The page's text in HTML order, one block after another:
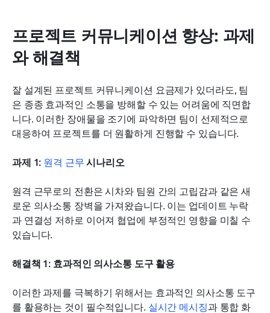
프로젝트 커뮤니케이션 향상: 과제
와 해결책
잘 설계된 프로젝트 커뮤니케이션 요금제가 있더라도, 팀
은 종종 효과적인 소통을 방해할 수 있는 어려움에 직면합
니다. 이러한 장애물을 조기에 파악하면 팀이 선제적으로
대응하여 프로젝트를 더 원활하게 진행할 수 있습니다.
과제 1: 원격 근무 시나리오
원격 근무로의 전환은 시차와 팀원 간의 고립감과 같은 새
로운 의사소통 장벽을 가져왔습니다. 이는 업데이트 누락
과 연결성 저하로 이어져 협업에 부정적인 영향을 미칠 수
있습니다.
해결책 1: 효과적인 의사소통 도구 활용
이러한 과제를 극복하기 위해서는 효과적인 의사소통 도구
를 활용하는 것이 필수적입니다. 실시간 메시징과 통합 화